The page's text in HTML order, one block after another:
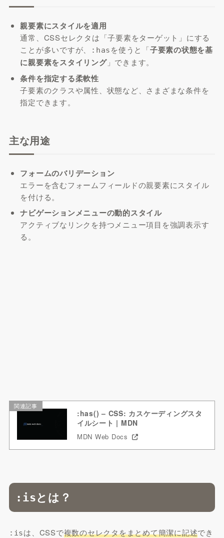
親要素にスタイルを適用
通常、CSSセレクタは「子要素をターゲット」にする
ことが多いですが、
:has を使うと「子要素の状態を基
に親要素をスタイリング」できます。
条件を指定する柔軟性
子要素のクラスや属性、状態など、さまざまな条件を
指定できます。
主な用途
フォームのバリデーション
エラーを含むフォームフィールドの親要素にスタイル
を付ける。
ナビゲーションメニューの動的スタイル
アクティブなリンクを持つメニュー項目を強調表示す
る。
関連記事
:has() – CSS: カスケーディングスタ
イルシート | MDN
MDN Web Docs
:is とは？
:isは、CSSで複数のセレクタをまとめて簡潔に記述でき